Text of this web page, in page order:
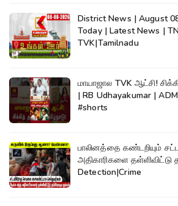
District News | August
Today | Latest News |
TVK|Tamilnadu
மாயாஜால TVK ஆட்சி!
| RB Udhayakumar |
#shorts
பாலினத்தை கண்டறியும்
அதிகாரிகளை தள்ளிவிட்டு
Detection|Crime